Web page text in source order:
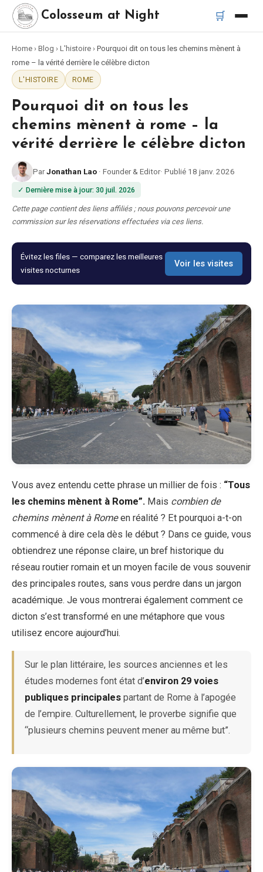
Colosseum at Night 🛒
Accueil
Meilleurs tours
Meilleurs tours de nuit du Colisée
Bus touristique Rome
Tour en Vespa Rome
Catacombes de Rome
Blog
Boutique
Tous les souvenirs
Posters
T-Shirts
Fridge Magnets
License Plates
À propos
FR
Home › Blog › L'histoire › Pourquoi dit on tous les chemins mènent à
rome – la vérité derrière le célèbre dicton
L'HISTOIRE
ROME
Pourquoi dit on tous les
chemins mènent à rome – la
vérité derrière le célèbre dicton
ParJonathan Lao · Founder & Editor· Publié 18 janv. 2026
✓ Dernière mise à jour: 30 juil. 2026
Cette page contient des liens affiliés ; nous pouvons percevoir une
commission sur les réservations effectuées via ces liens.
Évitez les files — comparez les meilleures
visites nocturnes
Voir les visites
Vous avez entendu cette phrase un millier de fois : “Tous
les chemins mènent à Rome”. Mais combien de
chemins mènent à Romeen réalité ? Et pourquoi a-t-on
commencé à dire cela dès le début ? Dans ce guide, vous
obtiendrez une réponse claire, un bref historique du
réseau routier romain et un moyen facile de vous souvenir
des principales routes, sans vous perdre dans un jargon
académique. Je vous montrerai également comment ce
dicton s’est transformé en une métaphore que vous
utilisez encore aujourd’hui.
Sur le plan littéraire, les sources anciennes et les
études modernes font état d’environ 29 voies
publiques principales partant de Rome à l’apogée
de l’empire. Culturellement, le proverbe signifie que
“plusieurs chemins peuvent mener au même but”.